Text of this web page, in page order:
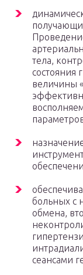
тела,
состояния
величины
больных с
обмена,
сеансами